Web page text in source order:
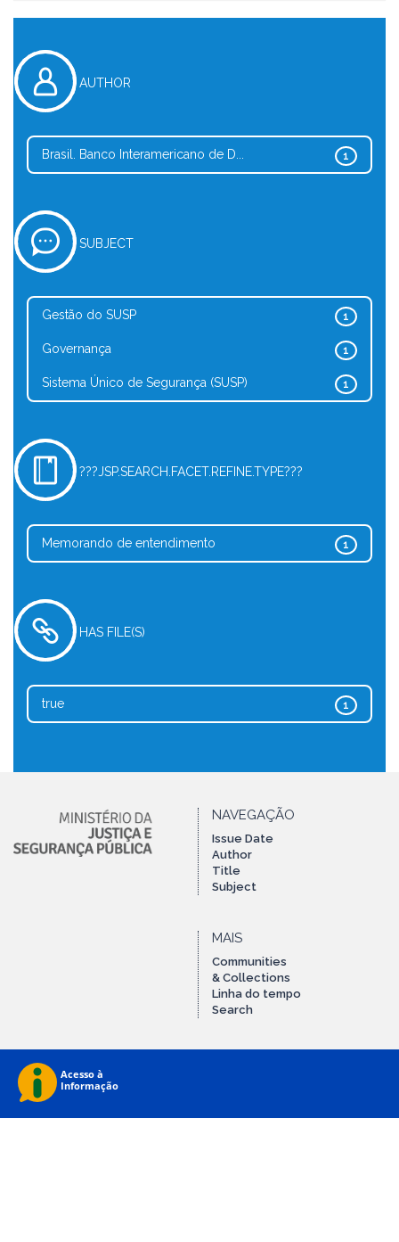
AUTHOR
1
Brasil. Banco Interamericano de D...
SUBJECT
1
Gestão do SUSP
1
Governança
1
Sistema Único de Segurança (SUSP)
???JSP.SEARCH.FACET.REFINE.TYPE???
1
Memorando de entendimento
HAS FILE(S)
1
true
NAVEGAÇÃO
Issue Date
Author
Title
Subject
MAIS
Communities
& Collections
Linha do tempo
Search